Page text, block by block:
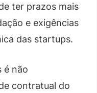
ter prazos mais
e exigências
das startups.
é não
contratual do